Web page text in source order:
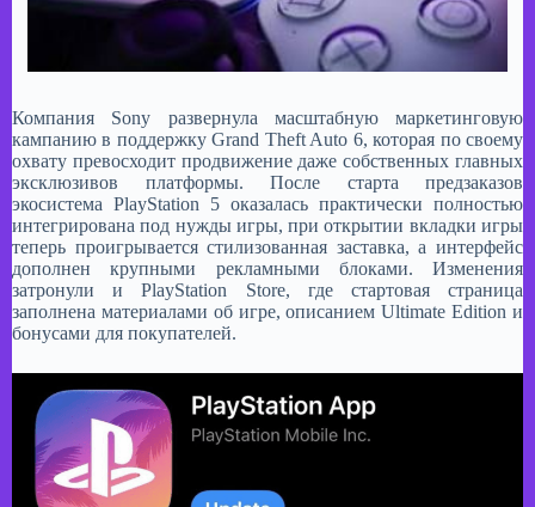
Компания Sony развернула масштабную маркетинговую
кампанию в поддержку Grand Theft Auto 6, которая по своему
охвату превосходит продвижение даже собственных главных
эксклюзивов платформы. После старта предзаказов
экосистема PlayStation 5 оказалась практически полностью
интегрирована под нужды игры, при открытии вкладки игры
теперь проигрывается стилизованная заставка, а интерфейс
дополнен крупными рекламными блоками. Изменения
затронули и PlayStation Store, где стартовая страница
заполнена материалами об игре, описанием Ultimate Edition и
бонусами для покупателей.​